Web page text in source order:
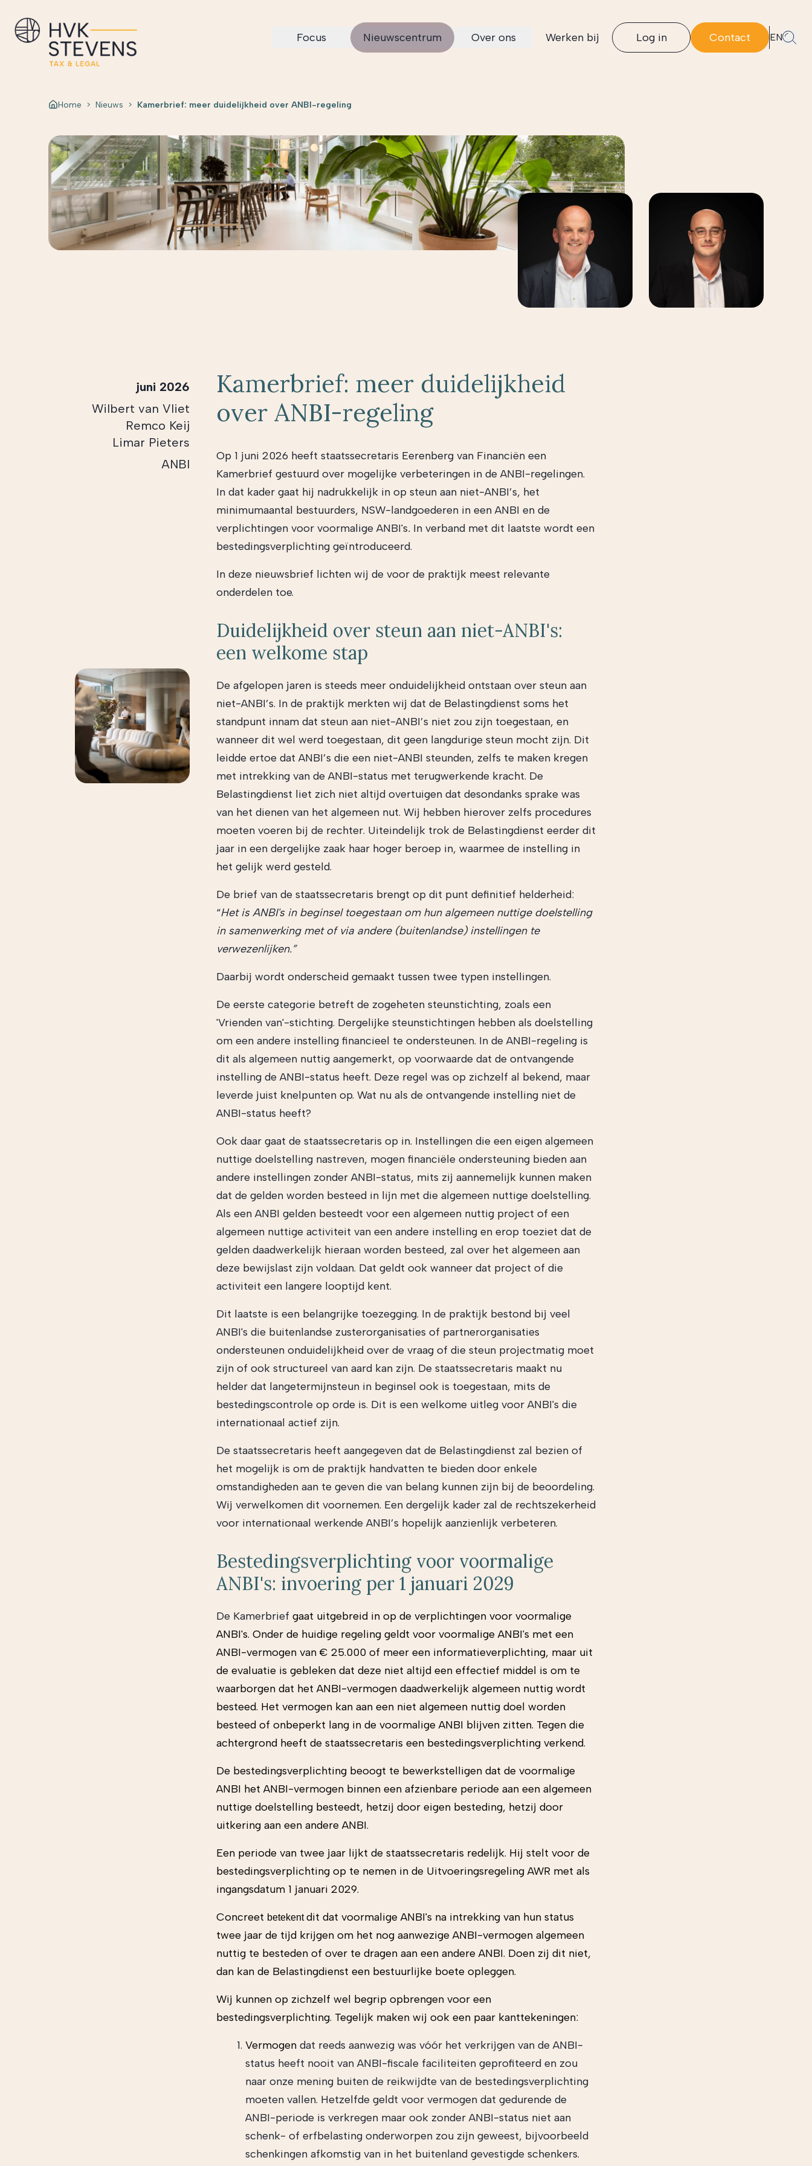
Focus Nieuwscentrum Over ons Werken bij Log in Contact EN
Home > Nieuws > Kamerbrief: meer duidelijkheid over ANBI-regeling
Kamerbrief: meer duidelijkheid
over ANBI-regeling
Op 1 juni 2026 heeft staatssecretaris Eerenberg van Financiën een
Kamerbrief gestuurd over mogelijke verbeteringen in de ANBI-regelingen.
In dat kader gaat hij nadrukkelijk in op steun aan niet-ANBI’s, het
minimumaantal bestuurders, NSW-landgoederen in een ANBI en de
verplichtingen voor voormalige ANBI's. In verband met dit laatste wordt een
bestedingsverplichting geïntroduceerd.
In deze nieuwsbrief lichten wij de voor de praktijk meest relevante
onderdelen toe.
Duidelijkheid over steun aan niet-ANBI's:
een welkome stap
De afgelopen jaren is steeds meer onduidelijkheid ontstaan over steun aan
niet-ANBI’s. In de praktijk merkten wij dat de Belastingdienst soms het
standpunt innam dat steun aan niet-ANBI’s niet zou zijn toegestaan, en
wanneer dit wel werd toegestaan, dit geen langdurige steun mocht zijn. Dit
leidde ertoe dat ANBI’s die een niet-ANBI steunden, zelfs te maken kregen
met intrekking van de ANBI-status met terugwerkende kracht. De
Belastingdienst liet zich niet altijd overtuigen dat desondanks sprake was
van het dienen van het algemeen nut. Wij hebben hierover zelfs procedures
moeten voeren bij de rechter. Uiteindelijk trok de Belastingdienst eerder dit
jaar in een dergelijke zaak haar hoger beroep in, waarmee de instelling in
het gelijk werd gesteld.
De brief van de staatssecretaris brengt op dit punt definitief helderheid:
“Het is ANBI's in beginsel toegestaan om hun algemeen nuttige doelstelling
in samenwerking met of via andere (buitenlandse) instellingen te
verwezenlijken.”
Daarbij wordt onderscheid gemaakt tussen twee typen instellingen.
De eerste categorie betreft de zogeheten steunstichting, zoals een
'Vrienden van'-stichting. Dergelijke steunstichtingen hebben als doelstelling
om een andere instelling financieel te ondersteunen. In de ANBI-regeling is
dit als algemeen nuttig aangemerkt, op voorwaarde dat de ontvangende
instelling de ANBI-status heeft. Deze regel was op zichzelf al bekend, maar
leverde juist knelpunten op. Wat nu als de ontvangende instelling niet de
ANBI-status heeft?
Ook daar gaat de staatssecretaris op in. Instellingen die een eigen algemeen
nuttige doelstelling nastreven, mogen financiële ondersteuning bieden aan
andere instellingen zonder ANBI-status, mits zij aannemelijk kunnen maken
dat de gelden worden besteed in lijn met die algemeen nuttige doelstelling.
Als een ANBI gelden besteedt voor een algemeen nuttig project of een
algemeen nuttige activiteit van een andere instelling en erop toeziet dat de
gelden daadwerkelijk hieraan worden besteed, zal over het algemeen aan
deze bewijslast zijn voldaan. Dat geldt ook wanneer dat project of die
activiteit een langere looptijd kent.
Dit laatste is een belangrijke toezegging. In de praktijk bestond bij veel
ANBI's die buitenlandse zusterorganisaties of partnerorganisaties
ondersteunen onduidelijkheid over de vraag of die steun projectmatig moet
zijn of ook structureel van aard kan zijn. De staatssecretaris maakt nu
helder dat langetermijnsteun in beginsel ook is toegestaan, mits de
bestedingscontrole op orde is. Dit is een welkome uitleg voor ANBI's die
internationaal actief zijn.
De staatssecretaris heeft aangegeven dat de Belastingdienst zal bezien of
het mogelijk is om de praktijk handvatten te bieden door enkele
omstandigheden aan te geven die van belang kunnen zijn bij de beoordeling.
Wij verwelkomen dit voornemen. Een dergelijk kader zal de rechtszekerheid
voor internationaal werkende ANBI’s hopelijk aanzienlijk verbeteren.
Bestedingsverplichting voor voormalige
ANBI's: invoering per 1 januari 2029
De Kamerbrief gaat uitgebreid in op de verplichtingen voor voormalige
ANBI's. Onder de huidige regeling geldt voor voormalige ANBI's met een
ANBI-vermogen van € 25.000 of meer een informatieverplichting, maar uit
de evaluatie is gebleken dat deze niet altijd een effectief middel is om te
waarborgen dat het ANBI-vermogen daadwerkelijk algemeen nuttig wordt
besteed. Het vermogen kan aan een niet algemeen nuttig doel worden
besteed of onbeperkt lang in de voormalige ANBI blijven zitten. Tegen die
achtergrond heeft de staatssecretaris een bestedingsverplichting verkend.
De bestedingsverplichting beoogt te bewerkstelligen dat de voormalige
ANBI het ANBI-vermogen binnen een afzienbare periode aan een algemeen
nuttige doelstelling besteedt, hetzij door eigen besteding, hetzij door
uitkering aan een andere ANBI.
Een periode van twee jaar lijkt de staatssecretaris redelijk. Hij stelt voor de
bestedingsverplichting op te nemen in de Uitvoeringsregeling AWR met als
ingangsdatum 1 januari 2029.
Concreet betekentdit dat voormalige ANBI's na intrekking van hun status
twee jaar de tijd krijgen om het nog aanwezige ANBI-vermogen algemeen
nuttig te besteden of over te dragen aan een andere ANBI. Doen zij dit niet,
dan kan de Belastingdienst een bestuurlijke boete opleggen.
Wij kunnen op zichzelf wel begrip opbrengen voor een
bestedingsverplichting. Tegelijk maken wij ook een paar kanttekeningen:
Vermogen dat reeds aanwezig was vóór het verkrijgen van de ANBI-
status heeft nooit van ANBI-fiscale faciliteiten geprofiteerd en zou
naar onze mening buiten de reikwijdte van de bestedingsverplichting
moeten vallen. Hetzelfde geldt voor vermogen dat gedurende de
ANBI-periode is verkregen maar ook zonder ANBI-status niet aan
schenk- of erfbelasting onderworpen zou zijn geweest, bijvoorbeeld
schenkingen afkomstig van in het buitenland gevestigde schenkers.
juni 2026
Wilbert van Vliet
Remco Keij
Limar Pieters
ANBI